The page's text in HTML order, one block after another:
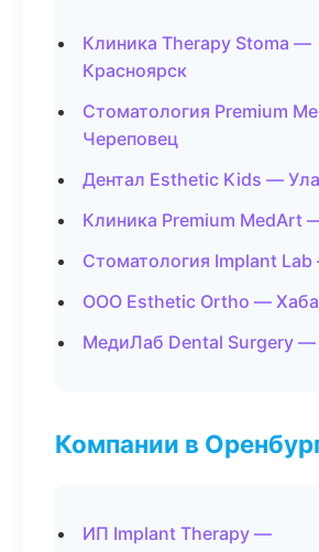
Клиника Therapy Stoma —
Красноярск
Стоматология Premium
Череповец
Дентал Esthetic Kids —
Клиника Premium MedArt
Стоматология Implant
ООО Esthetic Ortho —
МедиЛаб Dental Surgery
Компании в
ИП Implant Therapy —